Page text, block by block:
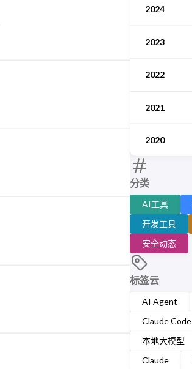
2024
2023
2022
2021
2020
分类
AI工具
开发工具
安全动态
标签云
AI Agent
Claude Code
本地大模型
Claude